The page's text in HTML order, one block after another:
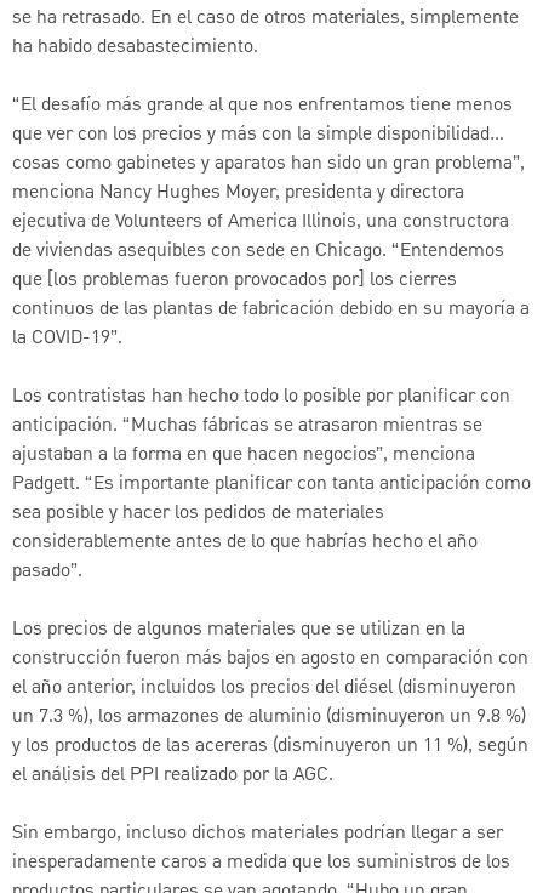
se ha retrasado. En el caso de otros materiales, simplemente
ha habido desabastecimiento.
“El desafío más grande al que nos enfrentamos tiene menos
que ver con los precios y más con la simple disponibilidad…
cosas como gabinetes y aparatos han sido un gran problema”,
menciona Nancy Hughes Moyer, presidenta y directora
ejecutiva de Volunteers of America Illinois, una constructora
de viviendas asequibles con sede en Chicago. “Entendemos
que [los problemas fueron provocados por] los cierres
continuos de las plantas de fabricación debido en su mayoría a
la COVID-19”.
Los contratistas han hecho todo lo posible por planificar con
anticipación. “Muchas fábricas se atrasaron mientras se
ajustaban a la forma en que hacen negocios”, menciona
Padgett. “Es importante planificar con tanta anticipación como
sea posible y hacer los pedidos de materiales
considerablemente antes de lo que habrías hecho el año
pasado”.
Los precios de algunos materiales que se utilizan en la
construcción fueron más bajos en agosto en comparación con
el año anterior, incluidos los precios del diésel (disminuyeron
un 7.3 %), los armazones de aluminio (disminuyeron un 9.8 %)
y los productos de las acereras (disminuyeron un 11 %), según
el análisis del PPI realizado por la AGC.
Sin embargo, incluso dichos materiales podrían llegar a ser
inesperadamente caros a medida que los suministros de los